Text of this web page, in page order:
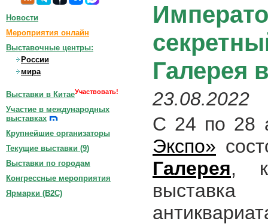
Галерея
23.08.2022
С 24 по 28
Экспо»
Галерея,
Новости
Мероприятия онлайн
Выставочные центры:
России
мира
Выставки в КитаеУчаствовать!
Участие в международных
выставках
Крупнейшие организаторы
Текущие выставки (9)
Выставки по городам
Конгрессные мероприятия
Ярмарки (B2C)